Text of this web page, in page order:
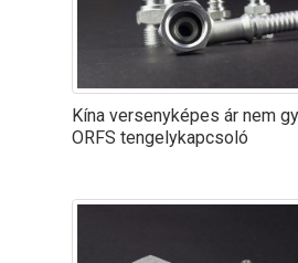
Kína versenyképes ár nem
ORFS tengelykapcsoló